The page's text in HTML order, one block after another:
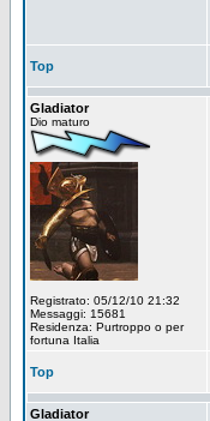
Top
Gladiator
Dio maturo
Registrato: 05/12/10 21:32
Messaggi: 15681
Residenza: Purtroppo o per
fortuna Italia
Top
Gladiator